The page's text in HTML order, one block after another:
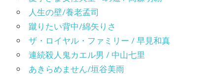
人生の壁/養老孟司
蹴りたい背中/綿矢りさ
ザ・ロイヤル・ファミリー / 早見和真
連続殺人鬼カエル男 / 中山七里
あきらめません/垣谷美雨